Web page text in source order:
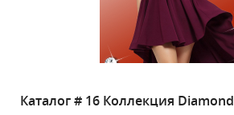
Каталог # 16 Коллекция Diamond